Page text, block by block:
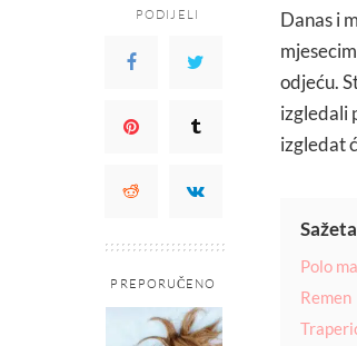
PODIJELI
PREPORUČENO
Danas i
odjeću.
izgledali
izgledat
Polo
Remen